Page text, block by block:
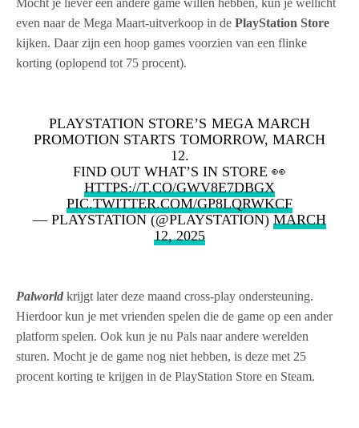
Mocht je liever een andere game willen hebben, kun je wellicht
even naar de Mega Maart-uitverkoop in dePlayStation Store
kijken. Daar zijn een hoop games voorzien van een flinke
korting (oplopend tot 75 procent).
PLAYSTATION STORE’S MEGA MARCH
PROMOTION STARTS TOMORROW, MARCH
12.
FIND OUT WHAT’S IN STORE 👀
HTTPS://T.CO/GWV8E7DBGX
PIC.TWITTER.COM/GP8LQRWKCF
— PLAYSTATION (@PLAYSTATION)MARCH
12, 2025
Palworld krijgt later deze maand cross-play ondersteuning.
Hierdoor kun je met vrienden spelen die de game op een ander
platform spelen. Ook kun je nu Pals naar andere werelden
sturen. Mocht je de game nog niet hebben, is deze met 25
procent korting te krijgen in de PlayStation Store en Steam.